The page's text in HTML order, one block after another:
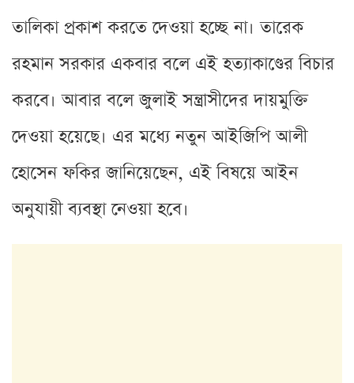
তালিকা প্রকাশ করতে দেওয়া হচ্ছে না। তারেক
রহমান সরকার একবার বলে এই হত্যাকাণ্ডের বিচার
করবে। আবার বলে জুলাই সন্ত্রাসীদের দায়মুক্তি
দেওয়া হয়েছে। এর মধ্যে নতুন আইজিপি আলী
হোসেন ফকির জানিয়েছেন, এই বিষয়ে আইন
অনুযায়ী ব্যবস্থা নেওয়া হবে।